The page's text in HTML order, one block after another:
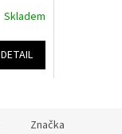
Skladem
DETAIL
hvězdiček.
Značka